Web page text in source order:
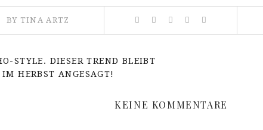
BY TINA ARTZ
STYLE. DIESER TREND BLEIBT
HERBST ANGESAGT!
KEINE KOMMENTARE